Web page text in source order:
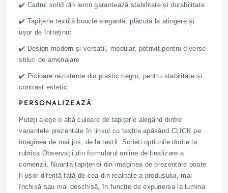
✔️ Cadrul solid din lemn garantează stabilitate și durabilitate
✔️ Tapițerie textilă boucle elegantă, plăcută la atingere și
ușor de întreținut
✔️ Design modern și versatil, modular, potrivit pentru diverse
stiluri de amenajare
✔️ Picioare rezistente din plastic negru, pentru stabilitate și
contrast estetic
PERSONALIZEAZĂ
Puteți alege o altă culoare de tapițerie alegând dintre
variantele prezentate în linkul cu textile apăsând CLICK pe
imaginea de mai jos, de la textil. Scrieți opțiunile dorite la
rubrica Observații din formularul online de finalizare a
comenzii. Nuanța tapițeriei din imaginea de prezentare poate
fi ușor diferită față de cea din realitate a produsului, mai
închisă sau mai deschisă, în funcție de expunerea la lumina